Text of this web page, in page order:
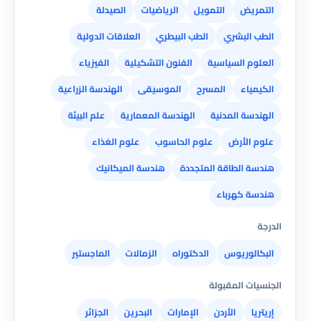
التمريض
التمويل الرياضيات
الصيدلة
الطب البشري
الطب البيطري
العلاقات الدولية
العلوم السياسية
الفنون التشكيلية
الفيزياء
الكيمياء
المسرح الموسيقى
الهندسة الزراعية
الهندسة المدنية
الهندسة المعمارية
علم البيئة
علوم الأرض
علوم الحاسوب
علوم الغذاء
هندسة الطاقة المتجددة
هندسة الميكانيك
هندسة كهرباء
الدرجة
البكالوريوس
الدكتوراه الزمالات
الماجستير
الجنسيات المقبولة
إريتريا
الأردن الإمارات البحرين
الجزائر